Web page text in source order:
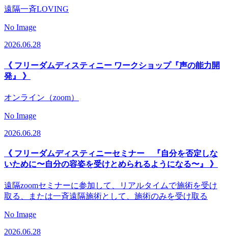
遠隔一斉LOVING
No Image
2026.06.28
《 フリーダムディスティニー ワークショップ『声の能力開
発』 》
オンライン（zoom）
No Image
2026.06.28
《 フリーダムディスティニーセミナー 『自分を否定しな
いために〜自分の容姿を受けとめられるようになる〜』 》
遠隔zoomセミナーに参加して、リアルタイムで施術を受け
取る、または一斉遠隔施術として、施術のみを受け取る
No Image
2026.06.28